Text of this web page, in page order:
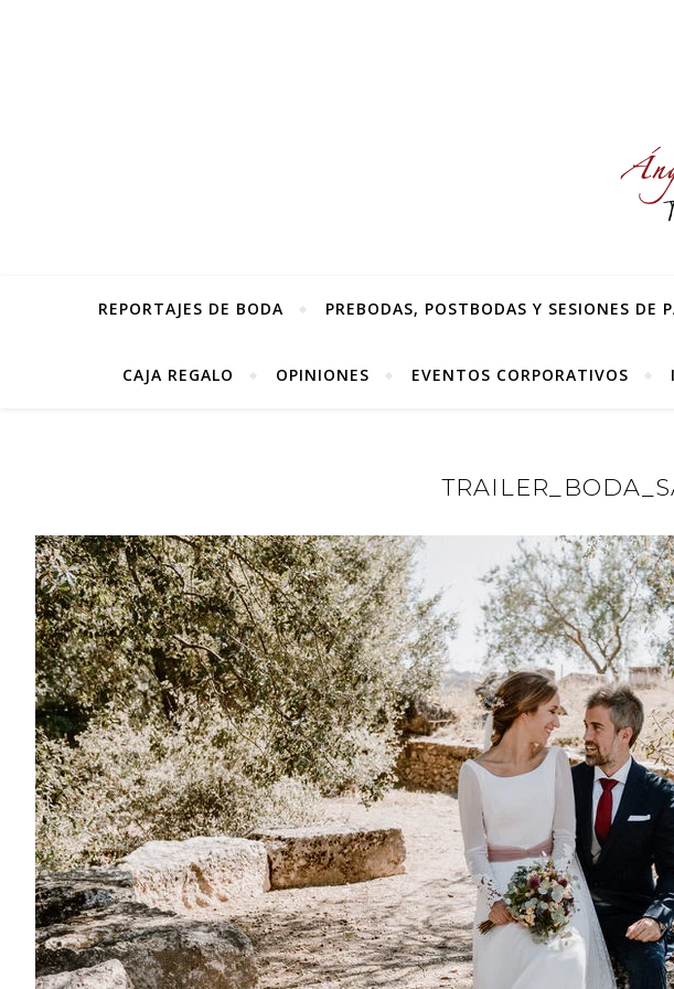
REPORTAJES DE BODA PREBODAS, POSTBODAS Y SESIONES DE
CAJA REGALO OPINIONES EVENTOS CORPORATIVOS